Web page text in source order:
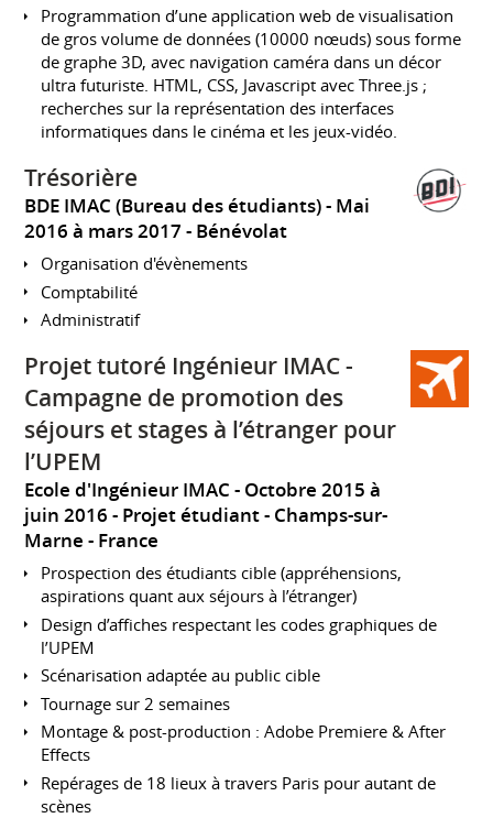
Programmation d’une application web de visualisation
de gros volume de données (10000 nœuds) sous forme
de graphe 3D, avec navigation caméra dans un décor
ultra futuriste. HTML, CSS, Javascript avec Three.js ;
recherches sur la représentation des interfaces
informatiques dans le cinéma et les jeux-vidéo.
Trésorière
BDE IMAC (Bureau des étudiants)
Mai
2016 à mars 2017 Bénévolat
Organisation d'évènements
Comptabilité
Administratif
Projet tutoré Ingénieur IMAC -
Campagne de promotion des
séjours et stages à l’étranger pour
l’UPEM
Ecole d'Ingénieur IMAC
Octobre 2015 à
juin 2016 Projet étudiant
Champs-sur-
Marne
France
Prospection des étudiants cible (appréhensions,
aspirations quant aux séjours à l’étranger)
Design d’affiches respectant les codes graphiques de
l’UPEM
Scénarisation adaptée au public cible
Tournage sur 2 semaines
Montage & post-production : Adobe Premiere & After
Effects
Repérages de 18 lieux à travers Paris pour autant de
scènes